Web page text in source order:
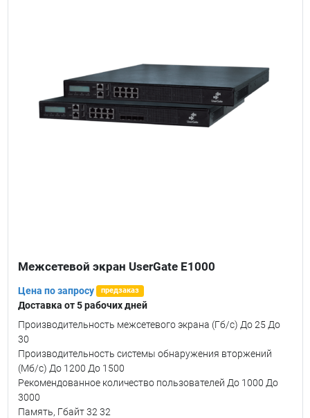
Межсетевой экран UserGate E1000
Цена по запросу предзаказ
Доставка от 5 рабочих дней
Производительность межсетевого экрана (Гб/c) До 25 До
30
Производительность системы обнаружения вторжений
(Мб/c) До 1200 До 1500
Рекомендованное количество пользователей До 1000 До
3000
Память, Гбайт 32 32